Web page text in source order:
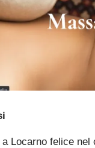
Locarno felice